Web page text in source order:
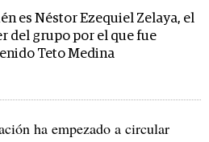
es Néstor Ezequiel Zelaya, el
del grupo por el que fue
Teto Medina
ha empezado a circular